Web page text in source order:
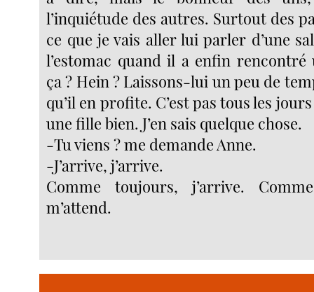
l’inquiétude des autres. Surtout des
ce que je vais aller lui parler d’une
l’estomac quand il a enfin
ça ? Hein ? Laissons-lui un peu de
qu’il en profite. C’est pas tous les
une fille bien. J’en sais quelque chose.
-Tu viens ? me demande Anne.
-J’arrive, j’arrive.
Comme toujours, j’arrive.
m’attend.